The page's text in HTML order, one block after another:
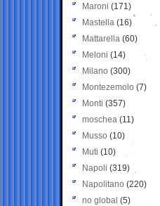
Maroni (171)
Mastella (16)
Mattarella (60)
Meloni (14)
Milano (300)
Montezemolo (7)
Monti (357)
moschea (11)
Musso (10)
Muti (10)
Napoli (319)
Napolitano (220)
no global (5)